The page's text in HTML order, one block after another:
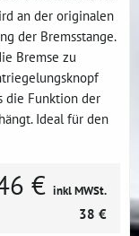
an der originalen
der Bremsstange.
Bremse zu
die Funktion der
Ideal für den
€ inkl MWSt.
38 €